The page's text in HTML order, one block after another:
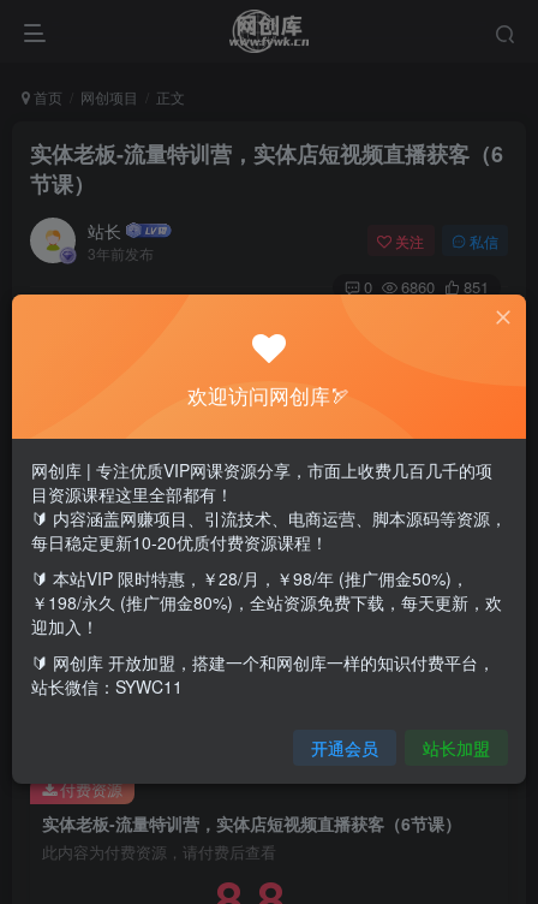
首页 网创项目 正文
实体老板-流量特训营，实体店短视频直播获客（6
节课）
站长
3年前发布
关注 私信
0 6860 851
课程内容：第01节如何正确上课.mp4第02节第一节火速起号
精准对标.mp4第03节第二节视频爆流十大公式.mp4第04节第
三节视频获客三大锦囊.mp4第05节第四节实体直播六大流
程.mp4第06节第五节直播话术转化必杀.mp4第07节第六节直
实体老板-流量特训营，实体店短视频直播获客（6节课）
此内容为付费资源，请付费后查看
付费资源
欢迎访问网创库🏹
网创库 | 专注优质VIP网课资源分享，市面上收费几百几千的项
目资源课程这里全部都有！
🔰 内容涵盖网赚项目、引流技术、电商运营、脚本源码等资源，
每日稳定更新10-20优质付费资源课程！
🔰 本站VIP 限时特惠，￥28/月，￥98/年 (推广佣金50%)，
￥198/永久 (推广佣金80%)，全站资源免费下载，每天更新，欢
迎加入！
🔰 网创库 开放加盟，搭建一个和网创库一样的知识付费平台，
站长微信：SYWC11
开通会员 站长加盟